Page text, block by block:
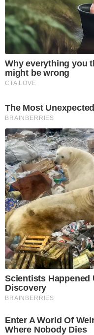
Why everything you
might be wrong
CTA LOVE
The Most
BRAINBERRIES
Scientists Happened
Discovery
BRAINBERRIES
Enter A World Of
Where Nobody Dies